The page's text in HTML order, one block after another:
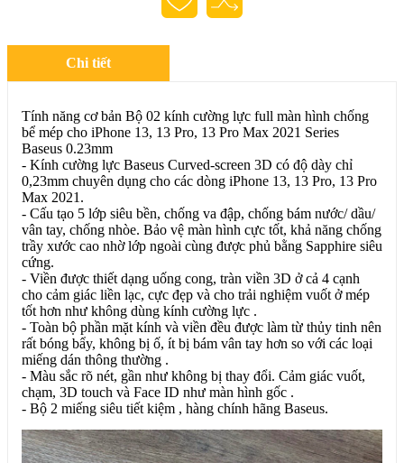
Chi tiết
Tính năng cơ bản Bộ 02 kính cường lực full màn hình chống
bể mép cho iPhone 13, 13 Pro, 13 Pro Max 2021 Series
Baseus 0.23mm
- Kính cường lực Baseus Curved-screen 3D có độ dày chỉ
0,23mm chuyên dụng cho các dòng iPhone 13, 13 Pro, 13 Pro
Max 2021.
- Cấu tạo 5 lớp siêu bền, chống va đập, chống bám nước/ dầu/
vân tay, chống nhòe. Bảo vệ màn hình cực tốt, khả năng chống
trầy xước cao nhờ lớp ngoài cùng được phủ bằng Sapphire siêu
cứng.
- Viền được thiết dạng uống cong, tràn viền 3D ở cả 4 cạnh
cho cảm giác liền lạc, cực đẹp và cho trải nghiệm vuốt ở mép
tốt hơn như không dùng kính cường lực .
- Toàn bộ phần mặt kính và viền đều được làm từ thủy tinh nên
rất bóng bẩy, không bị ố, ít bị bám vân tay hơn so với các loại
miếng dán thông thường .
- Màu sắc rõ nét, gần như không bị thay đổi. Cảm giác vuốt,
chạm, 3D touch và Face ID như màn hình gốc .
- Bộ 2 miếng siêu tiết kiệm , hàng chính hãng Baseus.